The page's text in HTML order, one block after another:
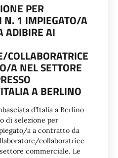
PER
N. 1 IMPIEGATO/A
ADIBIRE AI
COLLABORATRICE
A NEL SETTORE
A BERLINO
d’Italia a Berlino
di selezione per
a a contratto da
collaboratrice
commerciale. Le